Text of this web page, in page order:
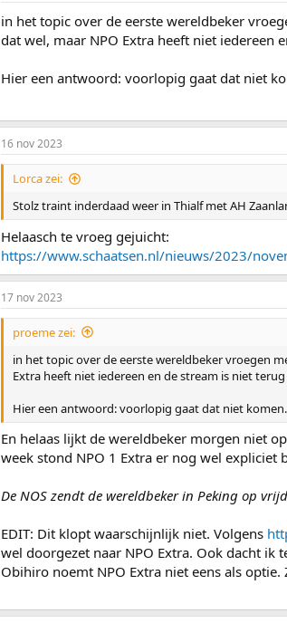
in het topic over de eerste wereldbeker
dat wel, maar NPO Extra heeft niet iedereen
Hier een antwoord: voorlopig gaat dat niet
16 nov 2023
Lorca zei:
Stolz traint inderdaad weer in Thialf met AH
Helaasch te vroeg gejuicht:
https://www.schaatsen.nl/nieuws/2023/
17 nov 2023
proeme zei:
in het topic over de eerste wereldbeker vroegen
Extra heeft niet iedereen en de stream is niet
Hier een antwoord: voorlopig gaat dat niet komen.
En helaas lijkt de wereldbeker morgen niet
week stond NPO 1 Extra er nog wel expliciet
De NOS zendt de wereldbeker in Peking op
EDIT: Dit klopt waarschijnlijk niet. Volgens
wel doorgezet naar NPO Extra. Ook dacht ik
Obihiro noemt NPO Extra niet eens als